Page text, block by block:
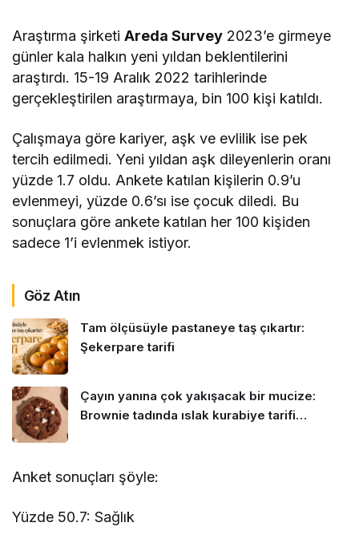
Araştırma şirketiAreda Survey 2023’e girmeye
günler kala halkın yeni yıldan beklentilerini
araştırdı. 15-19 Aralık 2022 tarihlerinde
gerçekleştirilen araştırmaya, bin 100 kişi katıldı.
Çalışmaya göre kariyer, aşk ve evlilik ise pek
tercih edilmedi. Yeni yıldan aşk dileyenlerin oranı
yüzde 1.7 oldu. Ankete katılan kişilerin 0.9’u
evlenmeyi, yüzde 0.6’sı ise çocuk diledi. Bu
sonuçlara göre ankete katılan her 100 kişiden
sadece 1’i evlenmek istiyor.
Göz Atın
Tam ölçüsüyle pastaneye taş çıkartır:
Şekerpare tarifi
Çayın yanına çok yakışacak bir mucize:
Brownie tadında ıslak kurabiye tarifi…
Anket sonuçları şöyle:
Yüzde 50.7: Sağlık